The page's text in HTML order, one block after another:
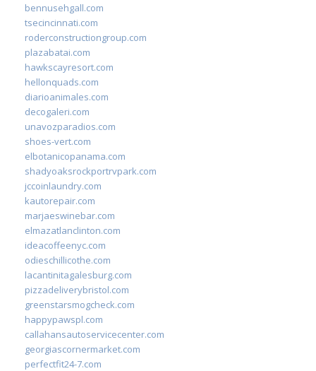
bennusehgall.com
tsecincinnati.com
roderconstructiongroup.com
plazabatai.com
hawkscayresort.com
hellonquads.com
diarioanimales.com
decogaleri.com
unavozparadios.com
shoes-vert.com
elbotanicopanama.com
shadyoaksrockportrvpark.com
jccoinlaundry.com
kautorepair.com
marjaeswinebar.com
elmazatlanclinton.com
ideacoffeenyc.com
odieschillicothe.com
lacantinitagalesburg.com
pizzadeliverybristol.com
greenstarsmogcheck.com
happypawspl.com
callahansautoservicecenter.com
georgiascornermarket.com
perfectfit24-7.com